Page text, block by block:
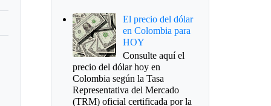
El precio del dólar
en Colombia para
HOY
Consulte aquí el
precio del dólar hoy en
Colombia según la Tasa
Representativa del Mercado
(TRM) oficial certificada por la